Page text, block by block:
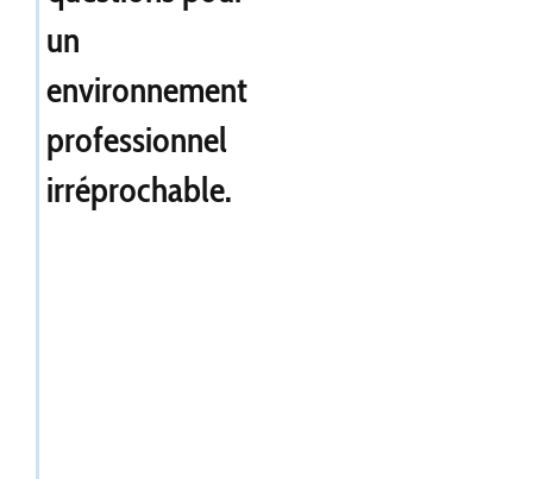
un
environnement
professionnel
irréprochable.